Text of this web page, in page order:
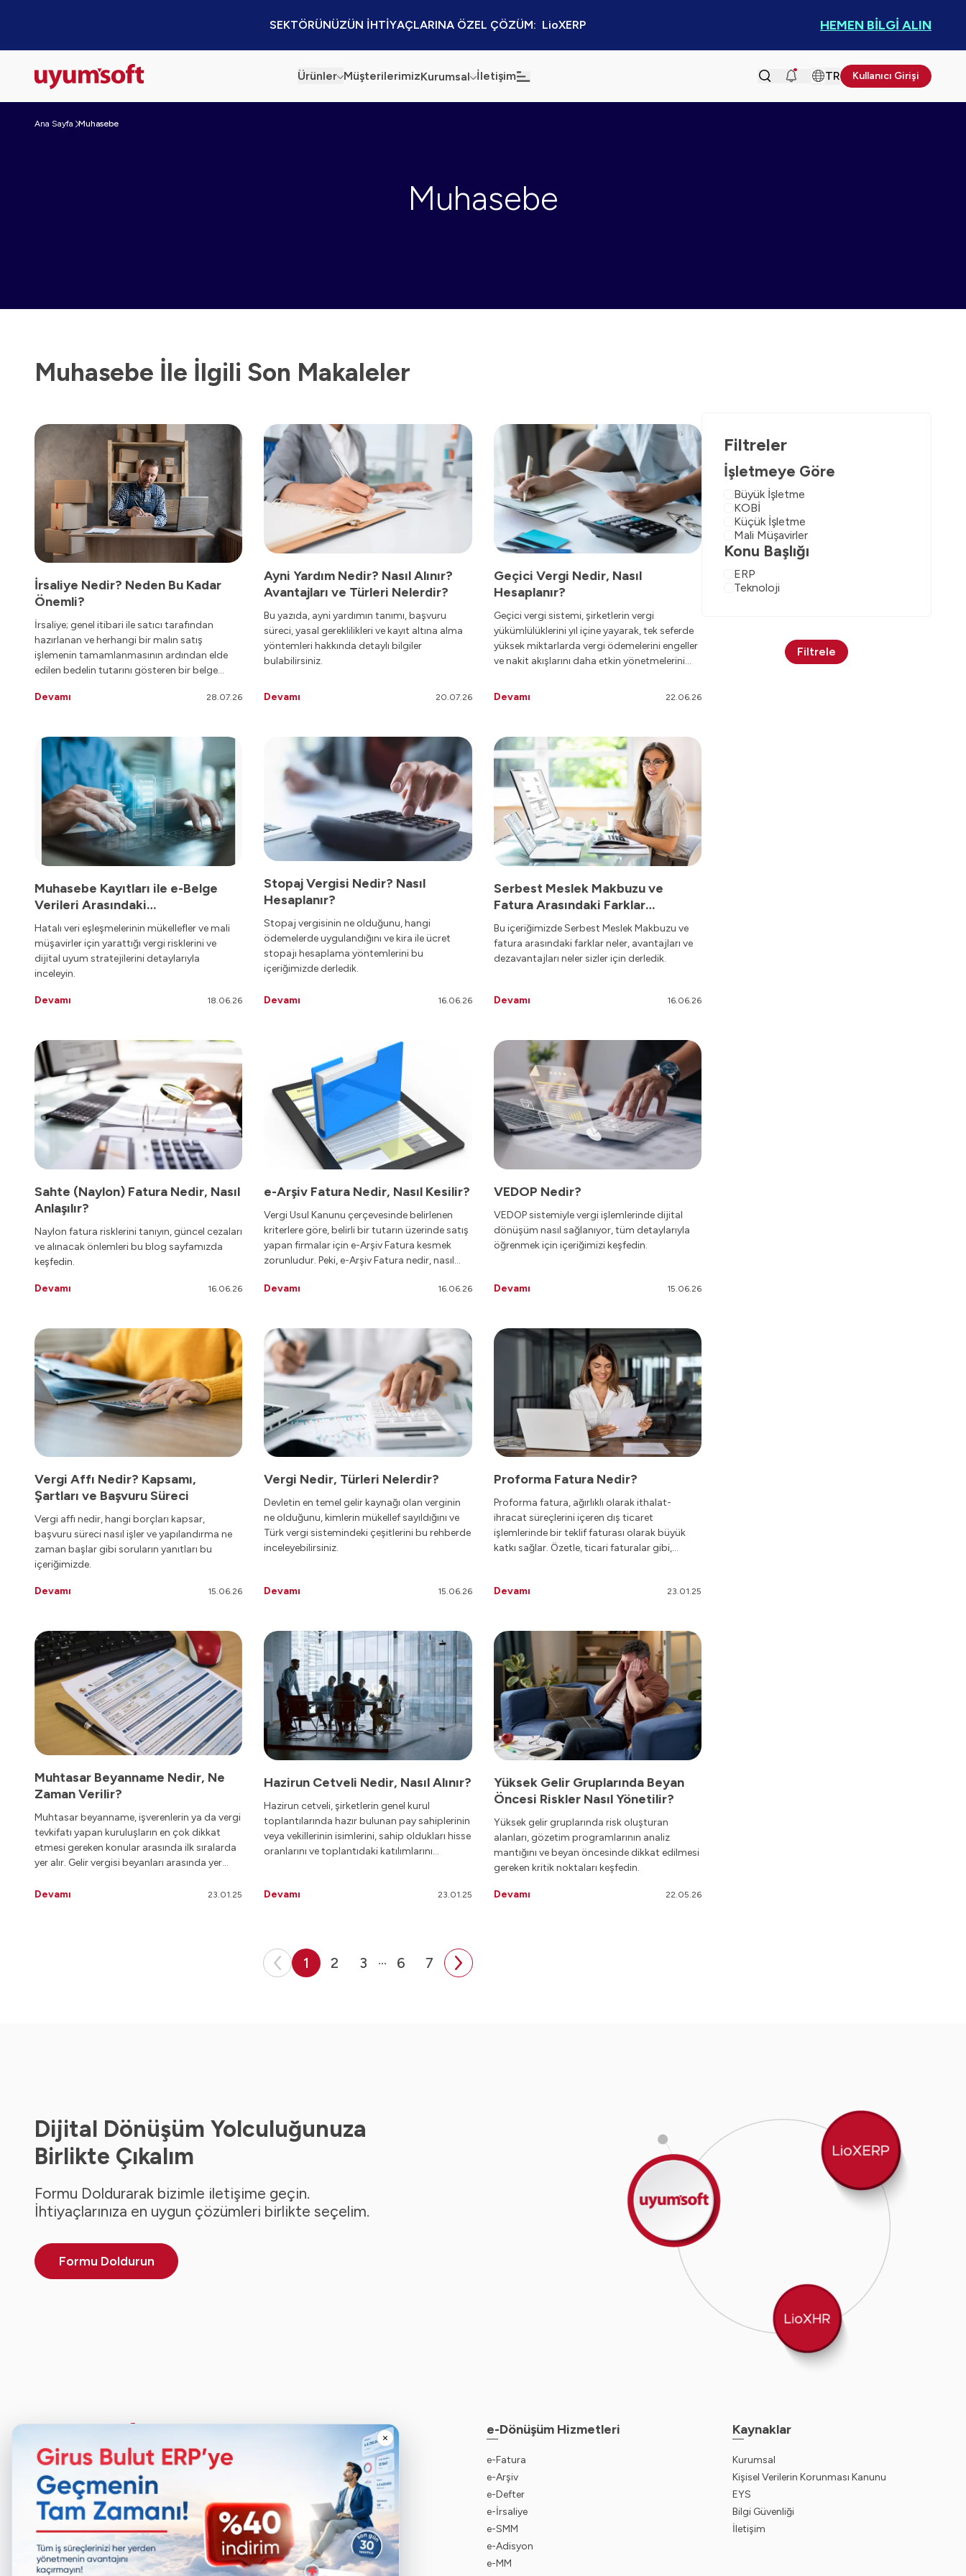
Çerezleri Neden Kullanıyoruz?
Web sitemizde, kullanıcı deneyiminizi geliştirmek ve
size kişiselleştirilmiş hizmetler sunmak amacıyla
SEKTÖRÜNÜZÜN İHTİYAÇLARINA ÖZEL ÇÖZÜM:  LioXERP HEMEN BİLGİ ALIN
Ürünler MüşterilerimizKurumsal
Kalite Politikamız
İletişim
Kampanyalar
TR Kullanıcı Girişi
×
Ana Sayfa Muhasebe
Muhasebe
Muhasebe İle İlgili Son Makaleler
İrsaliye Nedir? Neden Bu Kadar
Önemli?
İrsaliye; genel itibari ile satıcı tarafından
hazırlanan ve herhangi bir malın satış
işlemenin tamamlanmasının ardından elde
edilen bedelin tutarını gösteren bir belge
Devamı
28.07.26
Ayni Yardım Nedir? Nasıl Alınır?
Avantajları ve Türleri Nelerdir?
Bu yazıda, ayni yardımın tanımı, başvuru
süreci, yasal gereklilikleri ve kayıt altına alma
yöntemleri hakkında detaylı bilgiler
bulabilirsiniz.
Devamı 20.07.26
Geçici Vergi Nedir, Nasıl
Hesaplanır?
Geçici vergi sistemi, şirketlerin vergi
yükümlülüklerini yıl içine yayarak, tek seferde
yüksek miktarlarda vergi ödemelerini engeller
ve nakit akışlarını daha etkin yönetmelerini
nasıl hesaplanır gibi soruların cevaplarını
Devamı 22.06.26
Muhasebe Kayıtları ile e-Belge
Verileri Arasındaki
Uyumsuzlukların Yol Açtığı Vergi
Riskleri Nelerdir?
Hatalı veri eşleşmelerinin mükellefler ve mali
müşavirler için yarattığı vergi risklerini ve
dijital uyum stratejilerini detaylarıyla
inceleyin.
Devamı 18.06.26
Stopaj Vergisi Nedir? Nasıl
Hesaplanır?
Stopaj vergisinin ne olduğunu, hangi
ödemelerde uygulandığını ve kira ile ücret
stopajı hesaplama yöntemlerini bu
içeriğimizde derledik.
Devamı 16.06.26
Serbest Meslek Makbuzu ve
Fatura Arasındaki Farklar
Nelerdir?
Bu içeriğimizde Serbest Meslek Makbuzu ve
fatura arasındaki farklar neler, avantajları ve
dezavantajları neler sizler için derledik.
Devamı 16.06.26
Sahte (Naylon) Fatura Nedir, Nasıl
Anlaşılır?
Naylon fatura risklerini tanıyın, güncel cezaları
ve alınacak önlemleri bu blog sayfamızda
keşfedin.
Devamı 16.06.26
e-Arşiv Fatura Nedir, Nasıl Kesilir?
Vergi Usul Kanunu çerçevesinde belirlenen
kriterlere göre, belirli bir tutarın üzerinde satış
yapan firmalar için e-Arşiv Fatura kesmek
zorunludur. Peki, e-Arşiv Fatura nedir, nasıl
Faturaya dair tüm detayları ele alıyoruz.
Devamı 16.06.26
VEDOP Nedir?
VEDOP sistemiyle vergi işlemlerinde dijital
dönüşüm nasıl sağlanıyor, tüm detaylarıyla
öğrenmek için içeriğimizi keşfedin.
Devamı 15.06.26
Vergi Affı Nedir? Kapsamı,
Şartları ve Başvuru Süreci
Vergi affı nedir, hangi borçları kapsar,
başvuru süreci nasıl işler ve yapılandırma ne
zaman başlar gibi soruların yanıtları bu
içeriğimizde.
Devamı 15.06.26
Vergi Nedir, Türleri Nelerdir?
Devletin en temel gelir kaynağı olan verginin
ne olduğunu, kimlerin mükellef sayıldığını ve
Türk vergi sistemindeki çeşitlerini bu rehberde
inceleyebilirsiniz.
Devamı 15.06.26
Proforma Fatura Nedir?
Proforma fatura, ağırlıklı olarak ithalat-
ihracat süreçlerini içeren dış ticaret
işlemlerinde bir teklif faturası olarak büyük
katkı sağlar. Özetle, ticari faturalar gibi,
süreçlerini daha etkin bir şekilde
Devamı 23.01.25
Muhtasar Beyanname Nedir, Ne
Zaman Verilir?
Muhtasar beyanname, işverenlerin ya da vergi
tevkifatı yapan kuruluşların en çok dikkat
etmesi gereken konular arasında ilk sıralarda
yer alır. Gelir vergisi beyanları arasında yer
özel şirketler, dernekler ve vakıflar gibi
Devamı 23.01.25
Hazirun Cetveli Nedir, Nasıl Alınır?
Hazirun cetveli, şirketlerin genel kurul
toplantılarında hazır bulunan pay sahiplerinin
veya vekillerinin isimlerini, sahip oldukları hisse
oranlarını ve toplantıdaki katılımlarını
Devamı 23.01.25
Yüksek Gelir Gruplarında Beyan
Öncesi Riskler Nasıl Yönetilir?
Yüksek gelir gruplarında risk oluşturan
alanları, gözetim programlarının analiz
mantığını ve beyan öncesinde dikkat edilmesi
gereken kritik noktaları keşfedin.
Devamı 22.05.26
1 2 3 ... 6 7
Filtreler
İşletmeye Göre
Büyük İşletme
KOBİ
Küçük İşletme
Mali Müşavirler
Konu Başlığı
ERP
Teknoloji
Filtrele
Dijital Dönüşüm Yolculuğunuza
Birlikte Çıkalım
Formu Doldurarak bizimle iletişime geçin.
İhtiyaçlarınıza en uygun çözümleri birlikte seçelim.
Formu Doldurun
29 yıllık deneyimimizle birlikte, 350'den fazla
iş ortağıyla iş birliği yaparak, 45'ten fazla
sektörde faaliyet gösteriyor ve
oluşturduğumuz ekosistemin gücüyle
geleceğe sağlam adımlarla ilerliyoruz.
Ticari Yazılımlar
ERP - Kurumsal Kaynak Planlama
Bulut ERP - Muhasebe Programı
Ön Muhasebe Programı
İnsan Kaynakları Programı
Bordro Yazılımı
CRM Programı
e-Dönüşüm Hizmetleri
e-Fatura
e-Arşiv
e-Defter
e-İrsaliye
e-SMM
e-Adisyon
e-MM
Kaynaklar
Kurumsal
Kişisel Verilerin Korunması Kanunu
EYS
Bilgi Güvenliği
İletişim